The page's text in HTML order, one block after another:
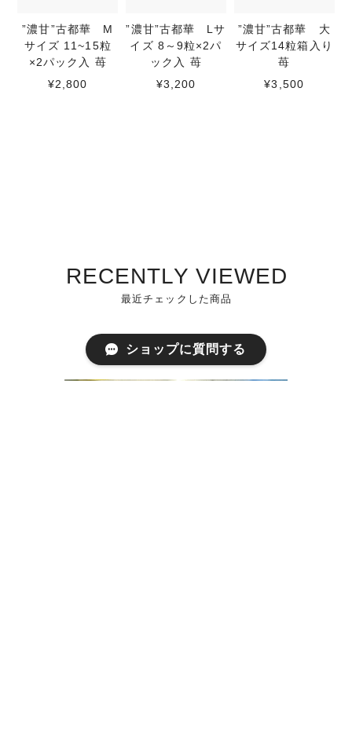
”濃甘”古都華 M
サイズ 11~15粒
×2パック入 苺
¥2,800
”濃甘”古都華 Lサ
イズ 8～9粒×2パ
ック入 苺
¥3,200
”濃甘”古都華 大
サイズ14粒箱入り
苺
¥3,500
RECENTLY VIEWED
最近チェックした商品
ショップに質問する